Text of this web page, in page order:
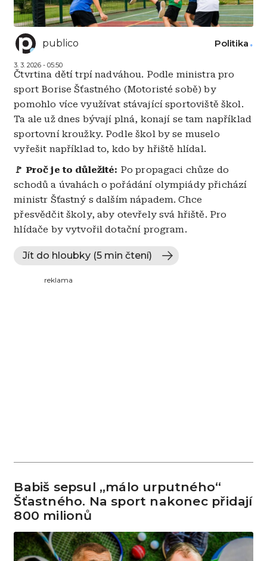
publico
3. 3. 2026 - 05:50
Politika
Čtvrtina dětí trpí nadváhou. Podle ministra pro
sport Borise Šťastného (Motoristé sobě) by
pomohlo více využívat stávající sportoviště škol.
Ta ale už dnes bývají plná, konají se tam například
sportovní kroužky. Podle škol by se muselo
vyřešit například to, kdo by hřiště hlídal.
🚩 Proč je to důležité: Po propagaci chůze do
schodů a úvahách o pořádání olympiády přichází
ministr Šťastný s dalším nápadem. Chce
přesvědčit školy, aby otevřely svá hřiště. Pro
hlídače by vytvořil dotační program.
Jít do hloubky (5 min čtení)
reklama
Babiš sepsul „málo urputného“
Šťastného. Na sport nakonec přidají
800 milionů